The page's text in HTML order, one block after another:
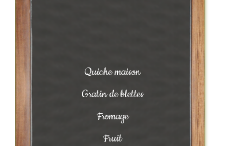
Quiche maison
Gratin de blettes
Fromage
Fruit